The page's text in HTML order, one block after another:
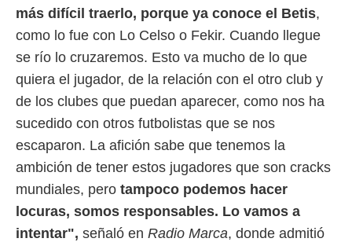
únicos
similares
como
IP
de
más difícil traerlo, porque ya conoce el Betis,
como lo fue con Lo Celso o Fekir. Cuando llegue
se río lo cruzaremos. Esto va mucho de lo que
quiera el jugador, de la relación con el otro club y
de los clubes que puedan aparecer, como nos ha
sucedido con otros futbolistas que se nos
escaparon. La afición sabe que tenemos la
ambición de tener estos jugadores que son cracks
mundiales, pero tampoco podemos hacer
locuras, somos responsables. Lo vamos a
intentar", señaló en Radio Marca, donde admitió